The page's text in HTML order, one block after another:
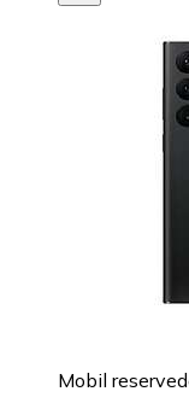
Mobil